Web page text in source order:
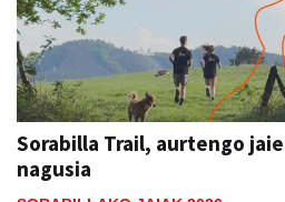
Sorabilla Trail, aurtengo
nagusia